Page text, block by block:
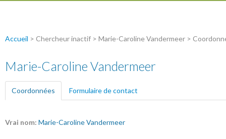
Accueil > Chercheur inactif > Marie-Caroline Vandermeer >
Marie-Caroline Vandermeer
Coordonnées (onglet actif)
Formulaire de contact
Vrai nom: Marie-Caroline Vandermeer